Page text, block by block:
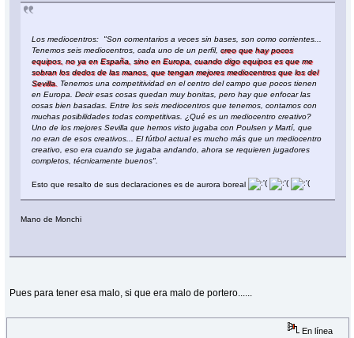
Los mediocentros: "Son comentarios a veces sin bases, son como corrientes...
Tenemos seis mediocentros, cada uno de un perfil,creo que hay pocos
equipos, no ya en España, sino en Europa, cuando digo equipos es que me
sobran los dedos de las manos, que tengan mejores mediocentros que los del
Sevilla.
Tenemos una competitividad en el centro del campo que pocos tienen
en Europa. Decir esas cosas quedan muy bonitas, pero hay que enfocar las
cosas bien basadas. Entre los seis mediocentros que tenemos, contamos con
muchas posibilidades todas competitivas. ¿Qué es un mediocentro creativo?
Uno de los mejores Sevilla que hemos visto jugaba con Poulsen y Martí, que
no eran de esos creativos... El fútbol actual es mucho más que un mediocentro
creativo, eso era cuando se jugaba andando, ahora se requieren jugadores
completos, técnicamente buenos".
Esto que resalto de sus declaraciones es de aurora boreal
Mano de Monchi
Pues para tener esa malo, si que era malo de portero......
En línea